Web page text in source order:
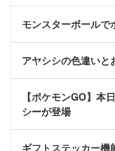
モンスターボールで
アヤシシの色違いと
【ポケモンGO】本
シーが登場
ギフトステッカー機